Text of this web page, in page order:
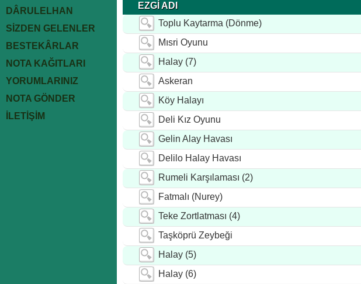
DÂRULELHAN
SİZDEN GELENLER
BESTEKÂRLAR
NOTA KAĞITLARI
YORUMLARINIZ
NOTA GÖNDER
İLETİŞİM
EZGİ ADI
Toplu Kaytarma (Dönme)
Mısri Oyunu
Halay (7)
Askeran
Köy Halayı
Deli Kız Oyunu
Gelin Alay Havası
Delilo Halay Havası
Rumeli Karşılaması (2)
Fatmalı (Nurey)
Teke Zortlatması (4)
Taşköprü Zeybeği
Halay (5)
Halay (6)